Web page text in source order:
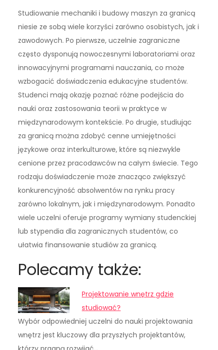
Studiowanie mechaniki i budowy maszyn za granicą
niesie ze sobą wiele korzyści zarówno osobistych, jak i
zawodowych. Po pierwsze, uczelnie zagraniczne
często dysponują nowoczesnymi laboratoriami oraz
innowacyjnymi programami nauczania, co może
wzbogacić doświadczenia edukacyjne studentów.
Studenci mają okazję poznać różne podejścia do
nauki oraz zastosowania teorii w praktyce w
międzynarodowym kontekście. Po drugie, studiując
za granicą można zdobyć cenne umiejętności
językowe oraz interkulturowe, które są niezwykle
cenione przez pracodawców na całym świecie. Tego
rodzaju doświadczenie może znacząco zwiększyć
konkurencyjność absolwentów na rynku pracy
zarówno lokalnym, jak i międzynarodowym. Ponadto
wiele uczelni oferuje programy wymiany studenckiej
lub stypendia dla zagranicznych studentów, co
ułatwia finansowanie studiów za granicą.
Polecamy także:
Projektowanie wnętrz gdzie
studiować?
Wybór odpowiedniej uczelni do nauki projektowania
wnętrz jest kluczowy dla przyszłych projektantów,